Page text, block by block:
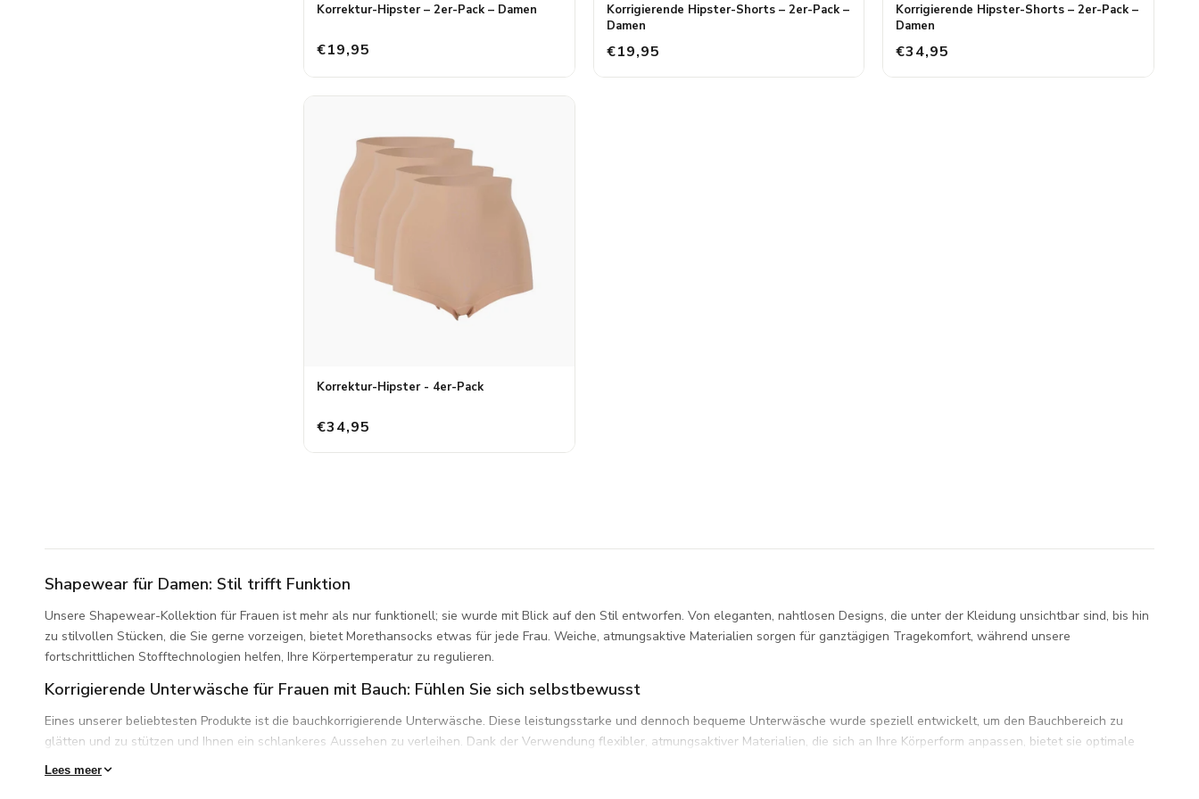
Korrektur-Hipster – 2er-Pack – Damen
€19,95
Korrigierende Hipster-Shorts – 2er-Pack –
Damen
€19,95
Korrigierende Hipster-Shorts – 2er-Pack –
Damen
€34,95
Korrektur-Hipster - 4er-Pack
€34,95
Shapewear für Damen: Stil trifft Funktion
Unsere Shapewear-Kollektion für Frauen ist mehr als nur funktionell; sie wurde mit Blick auf den Stil entworfen. Von eleganten, nahtlosen Designs, die unter der Kleidung unsichtbar sind, bis hin
zu stilvollen Stücken, die Sie gerne vorzeigen, bietet Morethansocks etwas für jede Frau. Weiche, atmungsaktive Materialien sorgen für ganztägigen Tragekomfort, während unsere
fortschrittlichen Stofftechnologien helfen, Ihre Körpertemperatur zu regulieren.
Korrigierende Unterwäsche für Frauen mit Bauch: Fühlen Sie sich selbstbewusst
Eines unserer beliebtesten Produkte ist die bauchkorrigierende Unterwäsche. Diese leistungsstarke und dennoch bequeme Unterwäsche wurde speziell entwickelt, um den Bauchbereich zu
glätten und zu stützen und Ihnen ein schlankeres Aussehen zu verleihen. Dank der Verwendung flexibler, atmungsaktiver Materialien, die sich an Ihre Körperform anpassen, bietet sie optimale
Kontrolle, ohne dass Sie auf Komfort verzichten müssen.
Lees meer